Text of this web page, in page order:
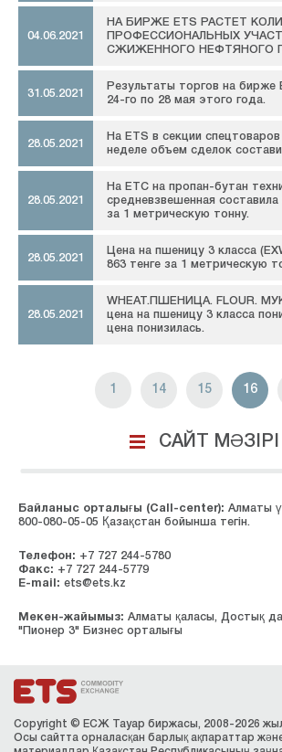
04.06.2021
НА БИРЖЕ ETS РАСТЕТ
ПРОФЕССИОНАЛЬНЫХ
СЖИЖЕННОГО НЕФТЯНОГО
31.05.2021
Результаты торгов на бирже
24-го по 28 мая этого года.
28.05.2021
На ETS в секции
неделе объем сделок
28.05.2021
На ЕТС на пропан-бутан
средневзвешенная составила
за 1 метрическую тонну.
28.05.2021
Цена на пшеницу 3 класса
863 тенге за 1 метрическую
28.05.2021
WHEAT.ПШЕНИЦА. FLOUR.
цена на пшеницу 3 класса
цена понизилась.
1 14 15 16
САЙТ МӘЗІРІ
Байланыс орталығы (Сall-center): Алматы
800-080-05-05 Қазақстан бойынша тегін.
Телефон: +7 727 244-5780
Факс: +7 727 244-5779
E-mail: ets@ets.kz
Мекен-жайымыз: Алматы қаласы, Достық
"Пионер 3" Бизнес орталығы
Copyright © ЕСЖ Тауар биржасы, 2008-2026
Осы сайтта орналасқан барлық ақпараттар